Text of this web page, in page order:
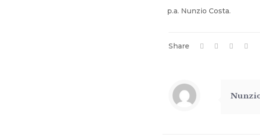
p.a. Nunzio Costa.
Share